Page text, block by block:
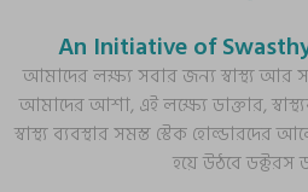
An Initiative of
আমাদের লক্ষ্য সবার জন্য স্বাস্থ্য আর
আমাদের আশা, এই লক্ষ্যে ডাক্তার,
স্বাস্থ্য ব্যবস্থার সমস্ত স্টেক
হয়ে উঠবে ডক্টরস